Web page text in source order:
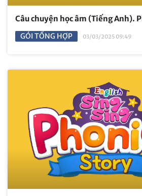
Câu chuyện học âm (Tiếng Anh).
GÓI TỔNG HỢP 03/03/2025 09:49